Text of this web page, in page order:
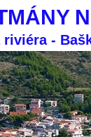
riviéra -